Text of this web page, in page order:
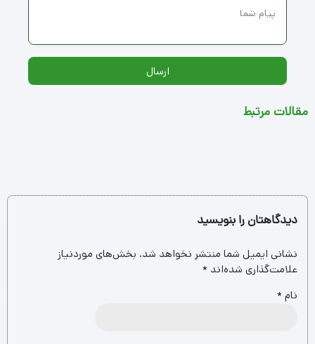
ارسال
مقالات مرتبط
دیدگاهتان را بنویسید
نشانی ایمیل شما منتشر نخواهد شد. بخش‌های موردنیاز
علامت‌گذاری شده‌اند *
نام*